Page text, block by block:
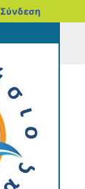
blogs.sch.gr
Σύνδεση